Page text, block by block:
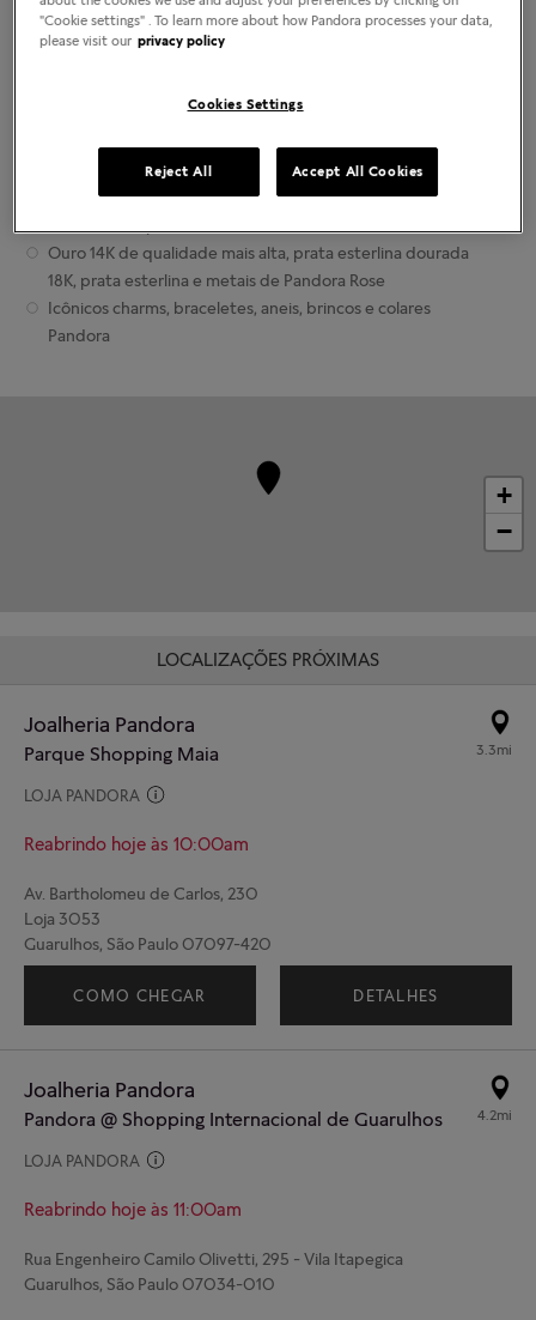
Terça-Feira
7:00am-9:00pm
Quarta-Feira
Ouro 14K de qualidade mais alta, prata esterlina dourada
18K, prata esterlina e metais de Pandora Rose
Icônicos charms, braceletes, aneis, brincos e colares
Pandora
+
−
LOCALIZAÇÕES PRÓXIMAS
Joalheria Pandora
Parque Shopping Maia
LOJA PANDORA
Reabrindo hoje às 10:00am
3.3mi
Av. Bartholomeu de Carlos, 230
Loja 3053
Guarulhos, São Paulo 07097-420
(11) 98662-0064
COMO CHEGAR DETALHES
Joalheria Pandora
Pandora @ Shopping Internacional de Guarulhos
LOJA PANDORA
Reabrindo hoje às 11:00am
4.2mi
Rua Engenheiro Camilo Olivetti, 295 - Vila Itapegica
Guarulhos, São Paulo 07034-010
"Cookie settings" . To learn more about how Pandora processes your data,
please visit our privacy policy
Cookies Settings
Reject All Accept All Cookies